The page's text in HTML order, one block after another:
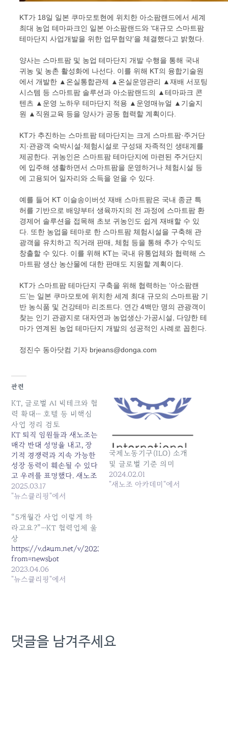
KT가 18일 일본 쿠마모토현에 위치한 아소팜랜드에서 세계
최대 농업 테마파크인 일본 아소팜랜드와 ‘대규모 스마트팜
테마단지 사업개발을 위한 업무협약’을 체결했다고 밝혔다.
양사는 스마트팜 및 농업 테마단지 개발 수행을 통해 국내
귀농 및 농촌 활성화에 나선다. 이를 위해 KT의 융합기술원
에서 개발한 ▲온실통합관제 ▲온실운영관리 ▲재배 서포팅
시스템 등 스마트팜 솔루션과 아소팜랜드의 ▲테마파크 콘
텐츠 ▲운영 노하우 테마단지 적용 ▲운영매뉴얼 ▲기술지
원 ▲직원교육 등을 양사가 공동 협력할 계획이다.
KT가 추진하는 스마트팜 테마단지는 크게 스마트팜·주거단
지·관광객 숙박시설·체험시설로 구성돼 자족적인 생태계를
제공한다. 귀농인은 스마트팜 테마단지에 마련된 주거단지
에 입주해 생활하면서 스마트팜을 운영하거나 체험시설 등
에 고용되어 일자리와 소득을 얻을 수 있다.
예를 들어 KT 이슬송이버섯 재배 스마트팜은 국내 종균 특
허를 기반으로 배양부터 생육까지의 전 과정에 스마트팜 환
경제어 솔루션을 접목해 초보 귀농인도 쉽게 재배할 수 있
다. 또한 농업을 테마로 한 스마트팜 체험시설을 구축해 관
광객을 유치하고 직거래 판매, 체험 등을 통해 추가 수익도
창출할 수 있다. 이를 위해 KT는 국내 유통업체와 협력해 스
마트팜 생산 농산물에 대한 판매도 지원할 계획이다.
KT가 스마트팜 테마단지 구축을 위해 협력하는 ‘아소팜랜
드’는 일본 쿠마모토에 위치한 세계 최대 규모의 스마트팜 기
반 농식품 및 건강테마 리조트다. 연간 4백만 명의 관광객이
찾는 인기 관광지로 대자연과 농업생산·가공시설, 다양한 테
마가 연계된 농업 테마단지 개발의 성공적인 사례로 꼽힌다.
정진수 동아닷컴 기자 brjeans@donga.com
관련
KT, 글로벌 AI 빅테크와 협
력 확대… 호텔 등 비핵심
사업 정리 검토
KT 퇴직 임원들과 새노조는
매각 반대 성명을 내고, 장
기적 경쟁력과 지속 가능한
성장 동력이 훼손될 수 있다
고 우려를 표명했다. 새노조
는 "호텔·부동산은 안정적인
수익을 창출하지만, AI 사업
기사: KT, 글로벌 AI 빅테크
와 협력 확대… 호텔 등 비핵
심 사업 정리 검토 발행일:
2025-03-17 00:20:00
2025.03.17
"뉴스클리핑"에서
국제노동기구(ILO) 소개
및 글로벌 기준 의미
2024.02.01
"새노조 아카데미"에서
“5개월간 사업 이렇게 하
라고요?”…KT 협력업체 울
상
https://v.daum.net/v/20230406165307839?
from=newsbot
2023.04.06
"뉴스클리핑"에서
댓글을 남겨주세요